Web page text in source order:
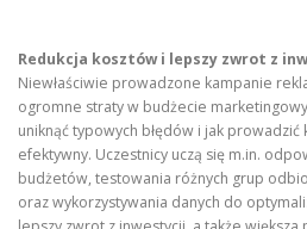
Redukcja kosztów i lepszy zwrot z
Niewłaściwie prowadzone kampanie
ogromne straty w budżecie
uniknąć typowych błędów i jak
efektywny. Uczestnicy uczą się m.in.
budżetów, testowania różnych grup
oraz wykorzystywania danych do